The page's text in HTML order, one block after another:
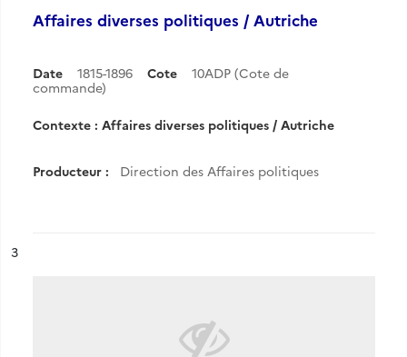
Affaires diverses politiques / Autriche
Date 1815-1896 Cote
10ADP (Cote de
commande)
Contexte : Affaires diverses politiques / Autriche
Producteur : Direction des Affaires politiques
n°
3